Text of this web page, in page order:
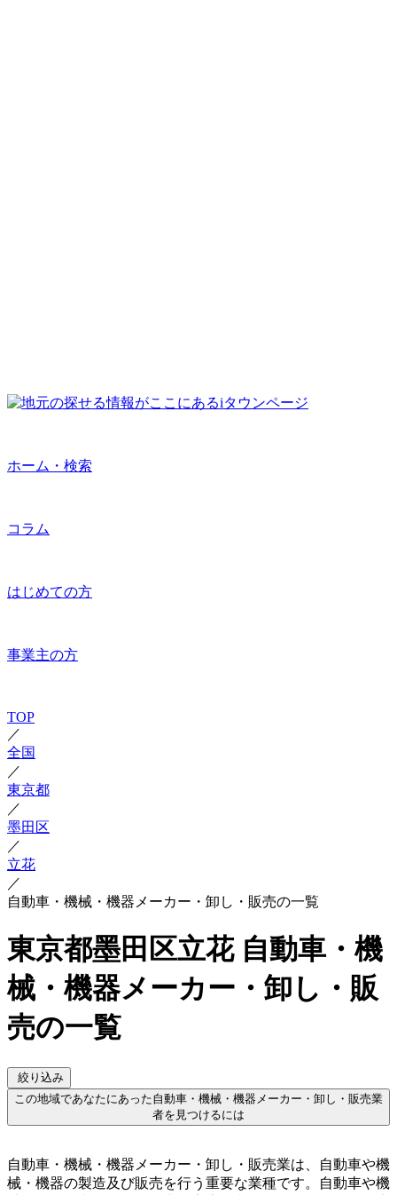
ホーム・検索
コラム
はじめての方
事業主の方
TOP
／
全国
／
東京都
／
墨田区
／
立花
／
自動車・機械・機器メーカー・卸し・販売の一覧
東京都墨田区立花 自動車・機
械・機器メーカー・卸し・販
売の一覧
絞り込み
この地域であなたにあった自動車・機械・機器メーカー・卸し・販売業
者を見つけるには
自動車・機械・機器メーカー・卸し・販売業は、自動車や機
械・機器の製造及び販売を行う重要な業種です。自動車や機